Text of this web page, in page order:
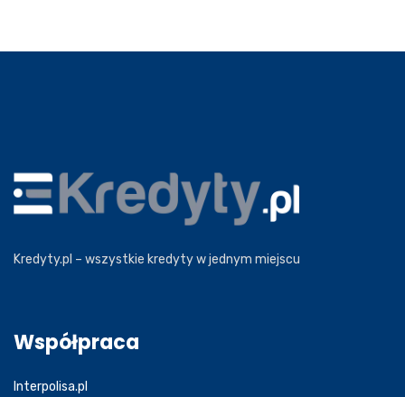
Kredyty.pl – wszystkie kredyty w jednym miejscu
Współpraca
Interpolisa.pl